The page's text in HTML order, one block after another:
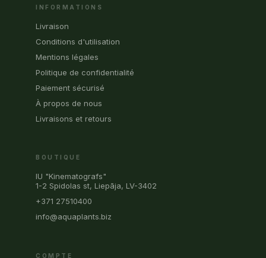
INFORMATIONS
Livraison
Conditions d'utilisation
Mentions légales
Politique de confidentialité
Paiement sécurisé
À propos de nous
Livraisons et retours
BOUTIQUE
IU "Kinematografs"
1-2 Spidolas st, Liepāja, LV-3402
+371 27510400
info@aquaplants.biz
COMPTE